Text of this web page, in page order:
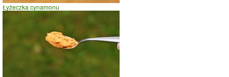
Łyżeczka cynamonu